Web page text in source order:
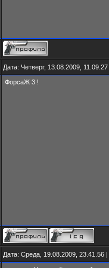
Дата: Четверг, 13.08.2009,
ФорсаЖ 3 !
Дата: Среда, 19.08.2009, 23.41.56